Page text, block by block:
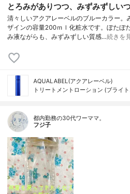
とろみがありつつ、みずみずしい
清々しいアクアレーベルのブルーカラー。
ザインの容量200ｍｌ化粧水です。ぽたぽ
み液ながらも、みずみずしい質感…続きを
AQUALABEL(アクアレーベル)
トリートメントローション (ブライ
都内勤務の30代ワーママ。
フジ子